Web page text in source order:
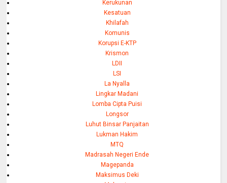
Kerukunan
Kesatuan
Khilafah
Komunis
Korupsi E-KTP
Krismon
LDII
LSI
La Nyalla
Lingkar Madani
Lomba Cipta Puisi
Longsor
Luhut Binsar Panjaitan
Lukman Hakim
MTQ
Madrasah Negeri Ende
Magepanda
Maksimus Deki